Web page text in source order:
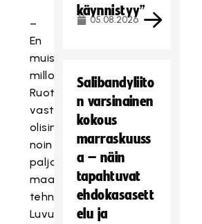
–
En
muista
milloin
Ruotsia
vastaan
olisimme
noin
paljon
maaleja
tehneet.
Luvut
käynnistyy”
05.08.2026
Salibandyliito
n varsinainen
kokous
marraskuuss
a – näin
tapahtuvat
ehdokasasett
elu ja